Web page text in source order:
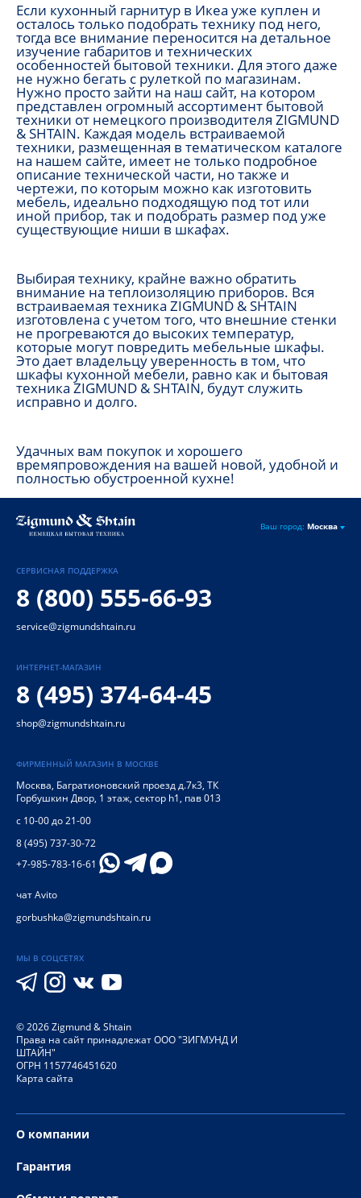
Если кухонный гарнитур в Икеа уже куплен и
осталось только подобрать технику под него,
тогда все внимание переносится на детальное
изучение габаритов и технических
особенностей бытовой техники. Для этого даже
не нужно бегать с рулеткой по магазинам.
Нужно просто зайти на наш сайт, на котором
представлен огромный ассортимент бытовой
техники от немецкого производителя ZIGMUND
& SHTAIN. Каждая модель встраиваемой
техники, размещенная в тематическом каталоге
на нашем сайте, имеет не только подробное
описание технической части, но также и
чертежи, по которым можно как изготовить
мебель, идеально подходящую под тот или
иной прибор, так и подобрать размер под уже
существующие ниши в шкафах.
Выбирая технику, крайне важно обратить
внимание на теплоизоляцию приборов. Вся
встраиваемая техника ZIGMUND & SHTAIN
изготовлена с учетом того, что внешние стенки
не прогреваются до высоких температур,
которые могут повредить мебельные шкафы.
Это дает владельцу уверенность в том, что
шкафы кухонной мебели, равно как и бытовая
техника ZIGMUND & SHTAIN, будут служить
исправно и долго.
Удачных вам покупок и хорошего
времяпровождения на вашей новой, удобной и
полностью обустроенной кухне!
Ваш город: Москва
СЕРВИСНАЯ ПОДДЕРЖКА
8 (800) 555-66-93
service@zigmundshtain.ru
ИНТЕРНЕТ-МАГАЗИН
8 (495) 374-64-45
shop@zigmundshtain.ru
ФИРМЕННЫЙ МАГАЗИН В МОСКВЕ
Москва, Багратионовский проезд д.7к3, ТК
Горбушкин Двор, 1 этаж, сектор h1, пав 013
с 10-00 до 21-00
8 (495) 737-30-72
+7-985-783-16-61
чат Avito
gorbushka@zigmundshtain.ru
МЫ В СОЦСЕТЯХ
©2026Zigmund & Shtain
Права на сайт принадлежат ООО "ЗИГМУНД И
ШТАЙН"
ОГРН 1157746451620
Карта сайта
О компании
Гарантия